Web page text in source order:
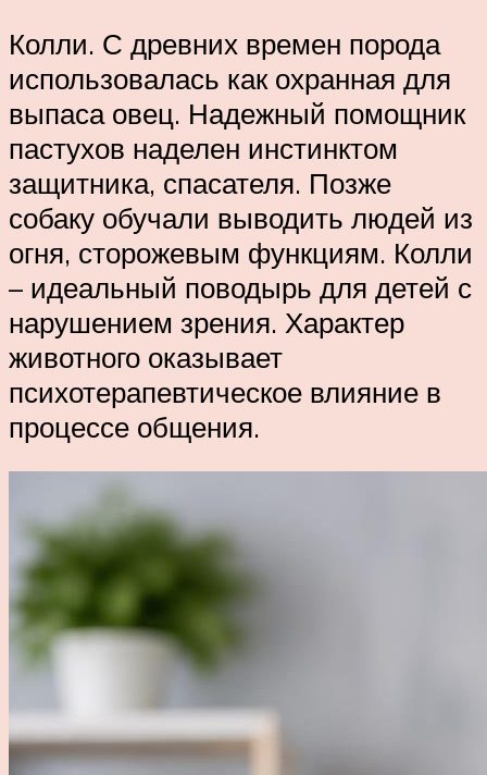
Колли. С древних времен порода
использовалась как охранная для
выпаса овец. Надежный помощник
пастухов наделен инстинктом
защитника, спасателя. Позже
собаку обучали выводить людей из
огня, сторожевым функциям. Колли
– идеальный поводырь для детей с
нарушением зрения. Характер
животного оказывает
психотерапевтическое влияние в
процессе общения.